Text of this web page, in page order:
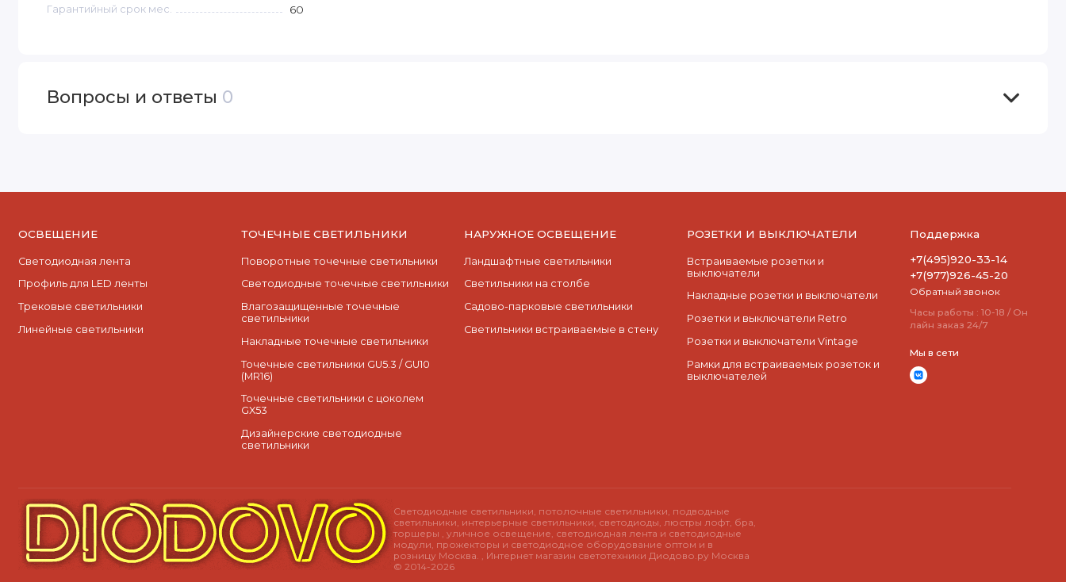
Гарантийный срок мес. 60
Вопросы и ответы 0
ОСВЕЩЕНИЕ
Светодиодная лента
Профиль для LED ленты
Трековые светильники
Линейные светильники
ТОЧЕЧНЫЕ СВЕТИЛЬНИКИ
Поворотные точечные светильники
Cветодиодные точечные светильники
Влагозащищенные точечные
светильники
Накладные точечные светильники
Точечные светильники GU5.3 / GU10
(MR16)
Точечные светильники с цоколем
GX53
Дизайнерские светодиодные
светильники
НАРУЖНОЕ ОСВЕЩЕНИЕ
Ландшафтные светильники
Светильники на столбе
Садово-парковые светильники
Светильники встраиваемые в стену
РОЗЕТКИ И ВЫКЛЮЧАТЕЛИ
Встраиваемые розетки и
выключатели
Накладные розетки и выключатели
Розетки и выключатели Retro
Розетки и выключатели Vintage
Рамки для встраиваемых розеток и
выключателей
Поддержка
+7(495)920-33-14
+7(977)926-45-20
Обратный звонок
Часы работы : 10-18 / Он
лайн заказ 24/7
Мы в сети
Светодиодные светильники, потолочные светильники, подводные
светильники, интерьерные светильники, светодиоды, люстры лофт, бра,
торшеры , уличное освещение, светодиодная лента и светодиодные
модули, прожекторы и светодиодное оборудование оптом и в
розницу Москва. , Интернет магазин светотехники Диодово.ру Москва
© 2014-2026